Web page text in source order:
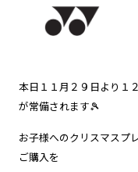
本日１１月２９日より１
が常備されます🎾
お子様へのクリスマスプ
ご購入を